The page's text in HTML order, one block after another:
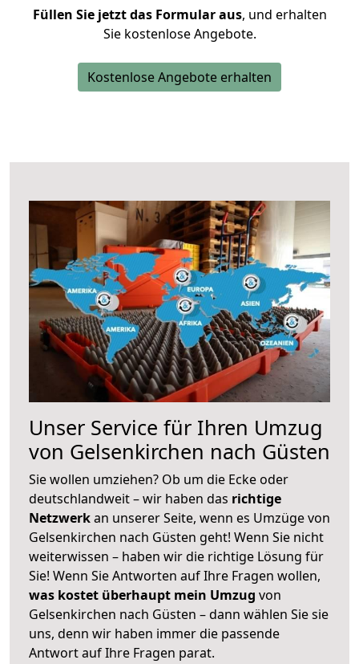
Füllen Sie jetzt das Formular aus, und erhalten
Sie kostenlose Angebote.
Kostenlose Angebote erhalten
Unser Service für Ihren Umzug
von Gelsenkirchen nach Güsten
Sie wollen umziehen? Ob um die Ecke oder
deutschlandweit – wir haben das richtige
Netzwerkan unserer Seite, wenn es Umzüge von
Gelsenkirchen nach Güsten geht! Wenn Sie nicht
weiterwissen – haben wir die richtige Lösung für
Sie! Wenn Sie Antworten auf Ihre Fragen wollen,
was kostet überhaupt mein Umzug von
Gelsenkirchen nach Güsten – dann wählen Sie sie
uns, denn wir haben immer die passende
Antwort auf Ihre Fragen parat.